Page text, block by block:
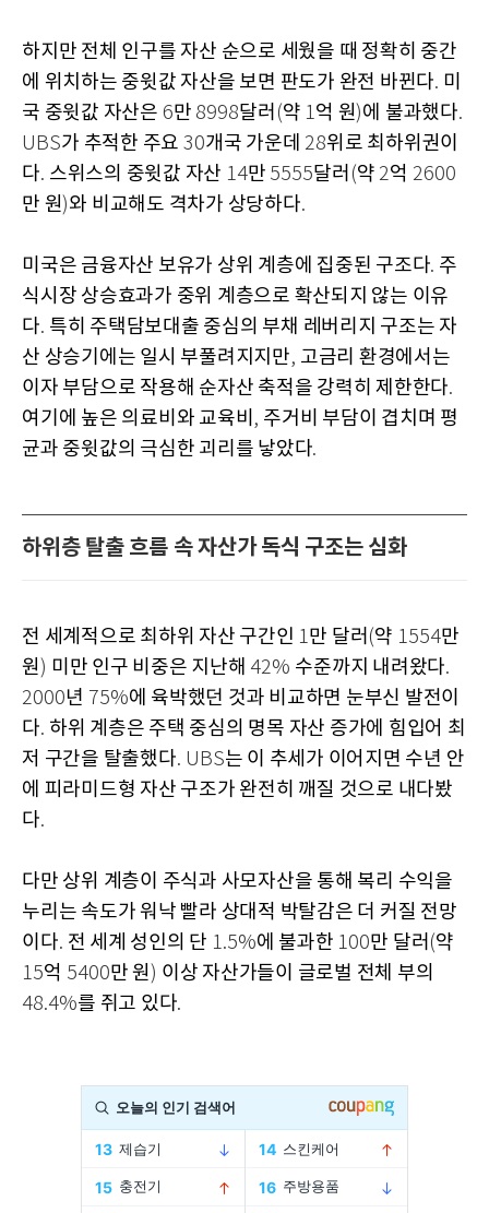
하지만 전체 인구를 자산 순으로 세웠을 때 정확히 중간
에 위치하는 중윗값 자산을 보면 판도가 완전 바뀐다. 미
국 중윗값 자산은 6만 8998달러 (약 1억 원)에 불과했다.
UBS가 추적한 주요 30개국 가운데 28위로 최하위권이
다. 스위스의 중윗값 자산 14만 5555달러 (약 2억 2600
만 원)와 비교해도 격차가 상당하다.
미국은 금융자산 보유가 상위 계층에 집중된 구조다. 주
식시장 상승효과가 중위 계층으로 확산되지 않는 이유
다. 특히 주택담보대출 중심의 부채 레버리지 구조는 자
산 상승기에는 일시 부풀려지지만, 고금리 환경에서는
이자 부담으로 작용해 순자산 축적을 강력히 제한한다.
여기에 높은 의료비와 교육비 , 주거비 부담이 겹치며 평
균과 중윗값의 극심한 괴리를 낳았다.
하위층 탈출 흐름 속 자산가 독식 구조는 심화
전 세계적으로 최하위 자산 구간인 1만 달러 (약 1554만
원 ) 미만 인구 비중은 지난해 42% 수준까지 내려왔다.
2000년 75%에 육박했던 것과 비교하면 눈부신 발전이
다. 하위 계층은 주택 중심의 명목 자산 증가에 힘입어 최
저 구간을 탈출했다. UBS는 이 추세가 이어지면 수년 안
에 피라미드형 자산 구조가 완전히 깨질 것으로 내다봤
다.
다만 상위 계층이 주식과 사모자산을 통해 복리 수익을
누리는 속도가 워낙 빨라 상대적 박탈감은 더 커질 전망
이다. 전 세계 성인의 단 1.5%에 불과한 100만 달러 (약
15억 5400만 원 ) 이상 자산가들이 글로벌 전체 부의
48.4%를 쥐고 있다.